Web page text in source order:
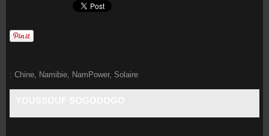
: Chine Namibie NamPower, Solaire